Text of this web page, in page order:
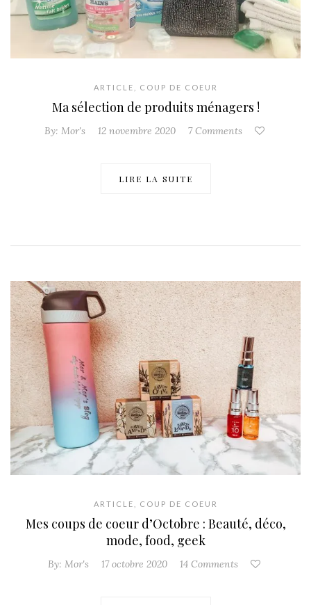
ARTICLE COUP DE COEUR
Ma sélection de produits ménagers !
By: Mor's 12 novembre 2020 7 Comments
LIRE LA SUITE
ARTICLE COUP DE COEUR
Mes coups de coeur d’Octobre : Beauté, déco,
mode, food, geek
By: Mor's 17 octobre 2020 14 Comments